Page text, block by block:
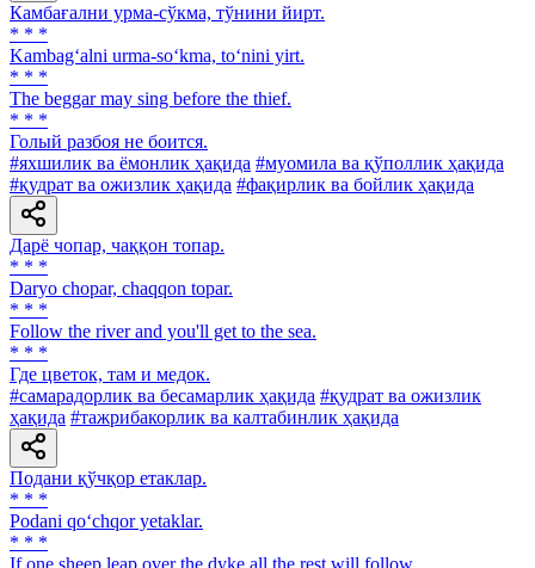
Камбағални урма-сўкма, тўнини йирт.
* * *
Kambag‘alni urma-so‘kma, to‘nini yirt.
* * *
The beggar may sing before the thief.
* * *
Голый разбоя не боится.
#яхшилик ва ёмонлик ҳақида #муомила ва қўполлик ҳақида
#қудрат ва ожизлик ҳақида #фақирлик ва бойлик ҳақида
Дарё чопар, чаққон топар.
* * *
Daryo chopar, chaqqon topar.
* * *
Follow the river and you'll get to the sea.
* * *
Где цветок, там и медок.
#самарадорлик ва бесамарлик ҳақида #қудрат ва ожизлик
ҳақида #тажрибакорлик ва калтабинлик ҳақида
Подани қўчқор етаклар.
* * *
Podani qo‘chqor yetaklar.
* * *